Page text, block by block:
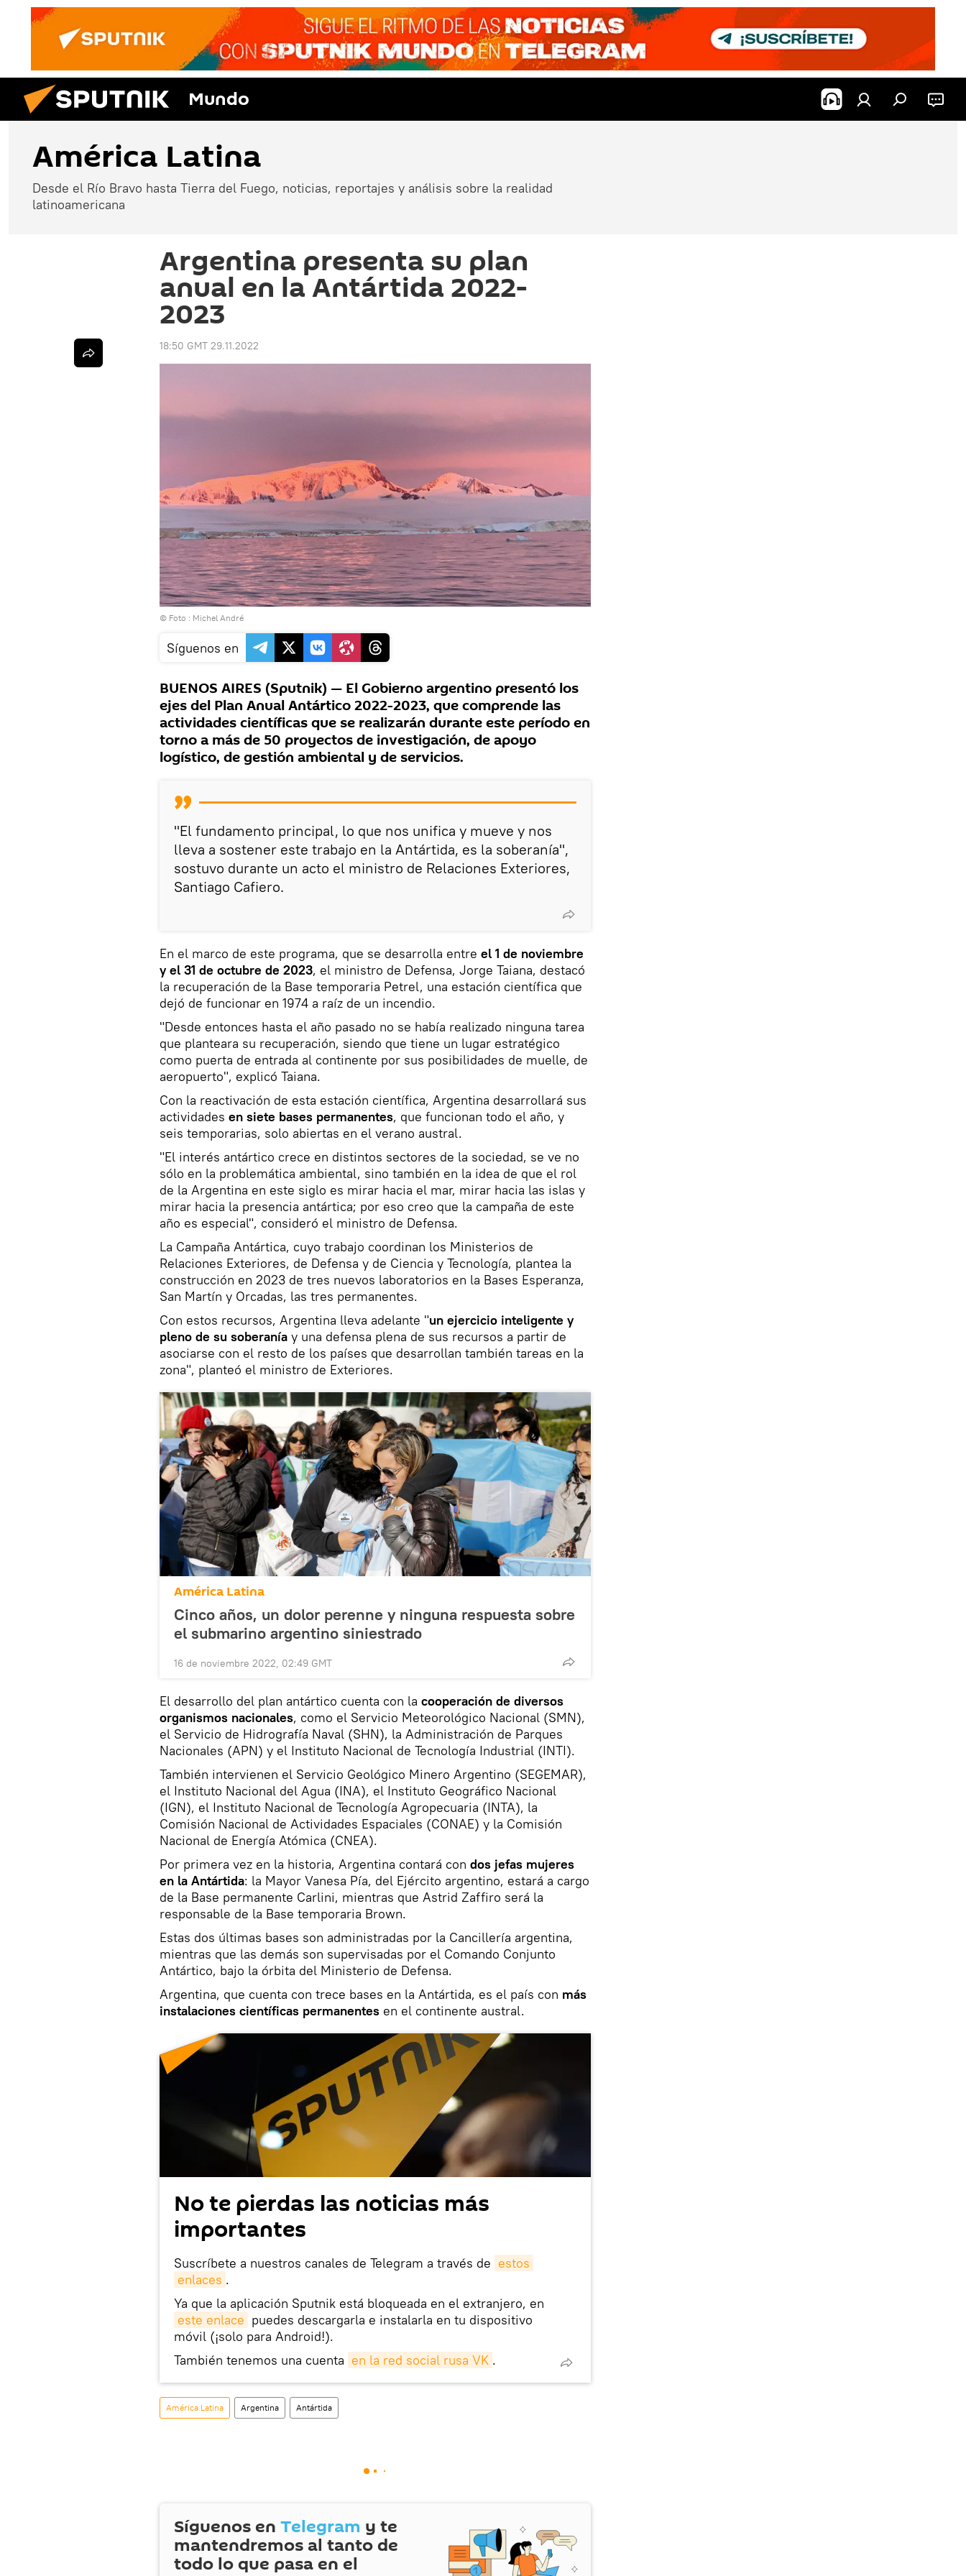
Mundo
América Latina
Desde el Río Bravo hasta Tierra del Fuego, noticias, reportajes y análisis sobre la realidad
latinoamericana
Argentina presenta su plan
anual en la Antártida 2022-
2023
18:50 GMT 29.11.2022
© Foto : Michel André
Síguenos en
BUENOS AIRES (Sputnik) — El Gobierno argentino presentó los
ejes del Plan Anual Antártico 2022-2023, que comprende las
actividades científicas que se realizarán durante este período en
torno a más de 50 proyectos de investigación, de apoyo
logístico, de gestión ambiental y de servicios.
"El fundamento principal, lo que nos unifica y mueve y nos
lleva a sostener este trabajo en la Antártida, es la soberanía",
sostuvo durante un acto el ministro de Relaciones Exteriores,
Santiago Cafiero.
En el marco de este programa, que se desarrolla entre el 1 de noviembre
y el 31 de octubre de 2023, el ministro de Defensa, Jorge Taiana, destacó
la recuperación de la Base temporaria Petrel, una estación científica que
dejó de funcionar en 1974 a raíz de un incendio.
"Desde entonces hasta el año pasado no se había realizado ninguna tarea
que planteara su recuperación, siendo que tiene un lugar estratégico
como puerta de entrada al continente por sus posibilidades de muelle, de
aeropuerto", explicó Taiana.
Con la reactivación de esta estación científica, Argentina desarrollará sus
actividades en siete bases permanentes, que funcionan todo el año, y
seis temporarias, solo abiertas en el verano austral.
"El interés antártico crece en distintos sectores de la sociedad, se ve no
sólo en la problemática ambiental, sino también en la idea de que el rol
de la Argentina en este siglo es mirar hacia el mar, mirar hacia las islas y
mirar hacia la presencia antártica; por eso creo que la campaña de este
año es especial", consideró el ministro de Defensa.
La Campaña Antártica, cuyo trabajo coordinan los Ministerios de
Relaciones Exteriores, de Defensa y de Ciencia y Tecnología, plantea la
construcción en 2023 de tres nuevos laboratorios en la Bases Esperanza,
San Martín y Orcadas, las tres permanentes.
Con estos recursos, Argentina lleva adelante "un ejercicio inteligente y
pleno de su soberanía y una defensa plena de sus recursos a partir de
asociarse con el resto de los países que desarrollan también tareas en la
zona", planteó el ministro de Exteriores.
América Latina
Cinco años, un dolor perenne y ninguna respuesta sobre
el submarino argentino siniestrado
16 de noviembre 2022, 02:49 GMT
El desarrollo del plan antártico cuenta con la cooperación de diversos
organismos nacionales, como el Servicio Meteorológico Nacional (SMN),
el Servicio de Hidrografía Naval (SHN), la Administración de Parques
Nacionales (APN) y el Instituto Nacional de Tecnología Industrial (INTI).
También intervienen el Servicio Geológico Minero Argentino (SEGEMAR),
el Instituto Nacional del Agua (INA), el Instituto Geográfico Nacional
(IGN), el Instituto Nacional de Tecnología Agropecuaria (INTA), la
Comisión Nacional de Actividades Espaciales (CONAE) y la Comisión
Nacional de Energía Atómica (CNEA).
Por primera vez en la historia, Argentina contará con dos jefas mujeres
en la Antártida: la Mayor Vanesa Pía, del Ejército argentino, estará a cargo
de la Base permanente Carlini, mientras que Astrid Zaffiro será la
responsable de la Base temporaria Brown.
Estas dos últimas bases son administradas por la Cancillería argentina,
mientras que las demás son supervisadas por el Comando Conjunto
Antártico, bajo la órbita del Ministerio de Defensa.
Argentina, que cuenta con trece bases en la Antártida, es el país con más
instalaciones científicas permanentes en el continente austral.
No te pierdas las noticias más
importantes
Suscríbete a nuestros canales de Telegram a través de estos
enlaces .
Ya que la aplicación Sputnik está bloqueada en el extranjero, en
este enlace puedes descargarla e instalarla en tu dispositivo
móvil (¡solo para Android!).
También tenemos una cuenta en la red social rusa VK .
América Latina Argentina Antártida
Síguenos en Telegram y te
mantendremos al tanto de
todo lo que pasa en el